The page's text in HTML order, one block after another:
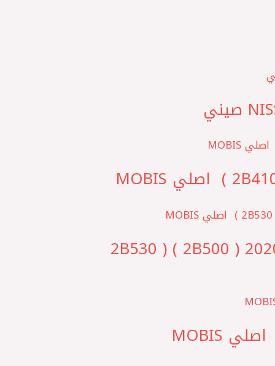
حساس شكمان علوي 6 طرف تربو توسان 2020 – سبورتاج 2020 ( 2B500 ) ( 2B530